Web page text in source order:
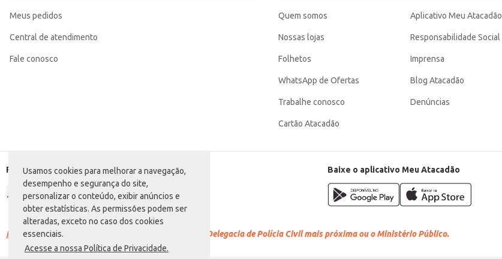
Usamos cookies para melhorar a navegação,
desempenho e segurança do site,
personalizar o conteúdo, exibir anúncios e
obter estatísticas. As permissões podem ser
alteradas, exceto no caso dos cookies
essenciais.
Acesse a nossa Política de Privacidade.
Meus pedidos
Central de atendimento
Fale conosco
Quem somos
Nossas lojas
Folhetos
WhatsApp de Ofertas
Trabalhe conosco
Cartão Atacadão
Aplicativo Meu Atacadão
Responsabilidade Social
Imprensa
Blog Atacadão
Denúncias
Formas de pagamento Baixe o aplicativo Meu Atacadão
Racismo é crime. Denuncie. Disque 100 ou procure a Delegacia de Polícia Civil mais próxima ou o Ministério Público.